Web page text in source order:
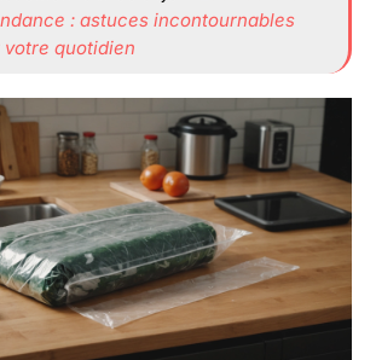
: astuces incontournables
quotidien